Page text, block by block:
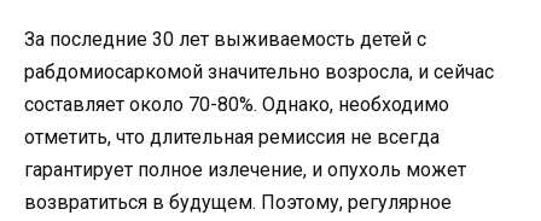
За последние 30 лет выживаемость детей с
рабдомиосаркомой значительно возросла, и сейчас
составляет около 70-80%. Однако, необходимо
отметить, что длительная ремиссия не всегда
гарантирует полное излечение, и опухоль может
возвратиться в будущем. Поэтому, регулярное